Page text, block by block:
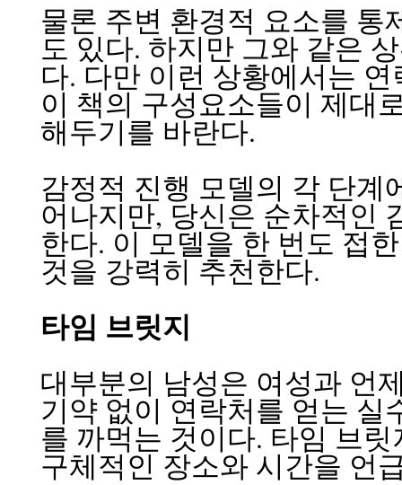
물론 주변 환경적 요소를 통
도 있다. 하지만 그와 같은
다. 다만 이런 상황에서는
이 책의 구성요소들이 제대
해두기를 바란다.
감정적 진행 모델의 각 단계
어나지만, 당신은 순차적인
한다. 이 모델을 한 번도 접
것을 강력히 추천한다.
타임 브릿지
대부분의 남성은 여성과 언
기약 없이 연락처를 얻는 실
를 까먹는 것이다. 타임 브
구체적인 장소와 시간을 언